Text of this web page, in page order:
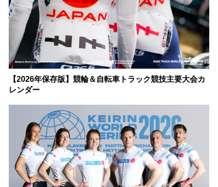
【2026年保存版】競輪＆自転車トラック競技主要大会カ
レンダー